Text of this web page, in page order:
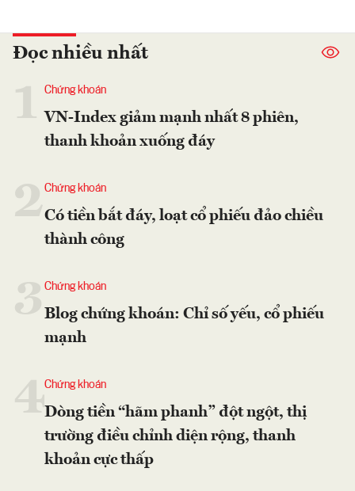
Đọc nhiều nhất
Chứng khoán
VN-Index giảm mạnh nhất 8 phiên,
thanh khoản xuống đáy
2Chứng khoán
Có tiền bắt đáy, loạt cổ phiếu đảo chiều
thành công
Chứng khoán
Blog chứng khoán: Chỉ số yếu, cổ phiếu
mạnh
4Chứng khoán
Dòng tiền “hãm phanh” đột ngột, thị
trường điều chỉnh diện rộng, thanh
khoản cực thấp